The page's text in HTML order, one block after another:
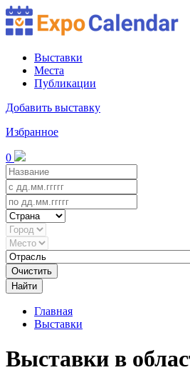
Выставки
Места
Публикации
Добавить выставку
Избранное
0
Очистить
Найти
Главная
Выставки
Выставки в